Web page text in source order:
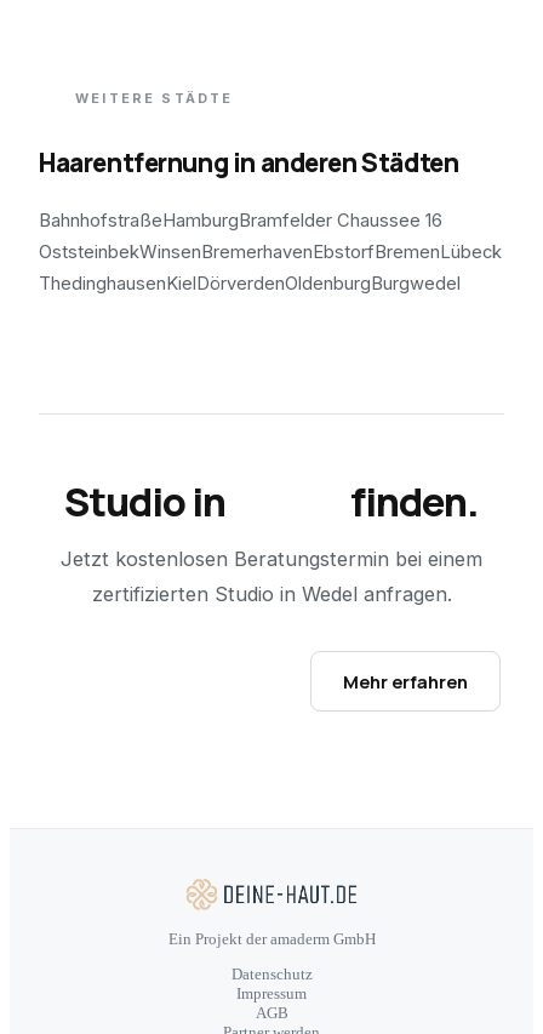
WEITERE STÄDTE
Haarentfernung in anderen Städten
BahnhofstraßeHamburgBramfelder Chaussee 16
OststeinbekWinsenBremerhavenEbstorfBremenLübeck
ThedinghausenKielDörverdenOldenburgBurgwedel
Studio in finden.
Jetzt kostenlosen Beratungstermin bei einem
zertifizierten Studio in Wedel anfragen.
Mehr erfahren
Ein Projekt der amaderm GmbH
Datenschutz
Impressum
AGB